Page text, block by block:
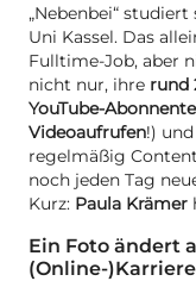
„Nebenbei“
Uni Kassel. Das
Fulltime-Job, aber
nicht nur, ihre rund
YouTube-
Videoaufrufen!) und
regelmäßig
noch jeden Tag
Kurz: Paula Krämer
Ein Foto ändert
(Online-)Karriere